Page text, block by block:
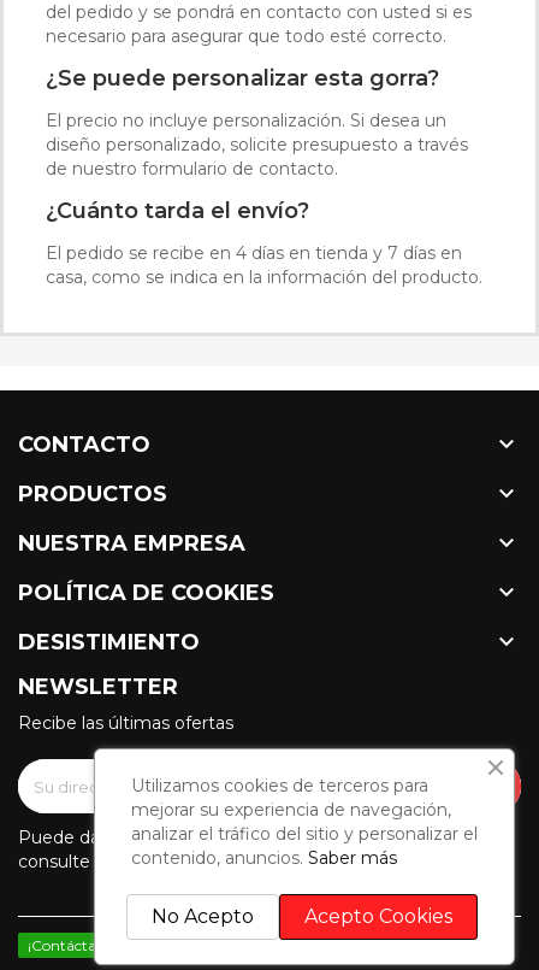
del pedido y se pondrá en contacto con usted si es
necesario para asegurar que todo esté correcto.
¿Se puede personalizar esta gorra?
El precio no incluye personalización. Si desea un
diseño personalizado, solicite presupuesto a través
de nuestro formulario de contacto.
¿Cuánto tarda el envío?
El pedido se recibe en 4 días en tienda y 7 días en
casa, como se indica en la información del producto.
CONTACTO 
PRODUCTOS 
NUESTRA EMPRESA 
POLÍTICA DE COOKIES 
DESISTIMIENTO 
NEWSLETTER
Recibe las últimas ofertas
Puede darse de baja en cualquier momento. Para ello,
consulte nuestra información de contacto en el aviso legal.
¡Contáctanos por WhatsApp!
Utilizamos cookies de terceros para
mejorar su experiencia de navegación,
analizar el tráfico del sitio y personalizar el
contenido, anuncios. Saber más
Acepto Cookies
No Acepto